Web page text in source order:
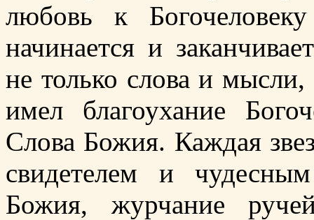
любовь к
начинается и
не только слова и
имел благоухание
Слова Божия. Каждая
свидетелем и
Божия, журчание